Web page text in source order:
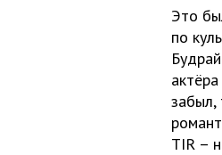
Это
по
забыл,
TIR –